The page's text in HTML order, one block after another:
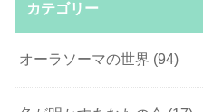
カテゴリー
オーラソーマの世界 (94)